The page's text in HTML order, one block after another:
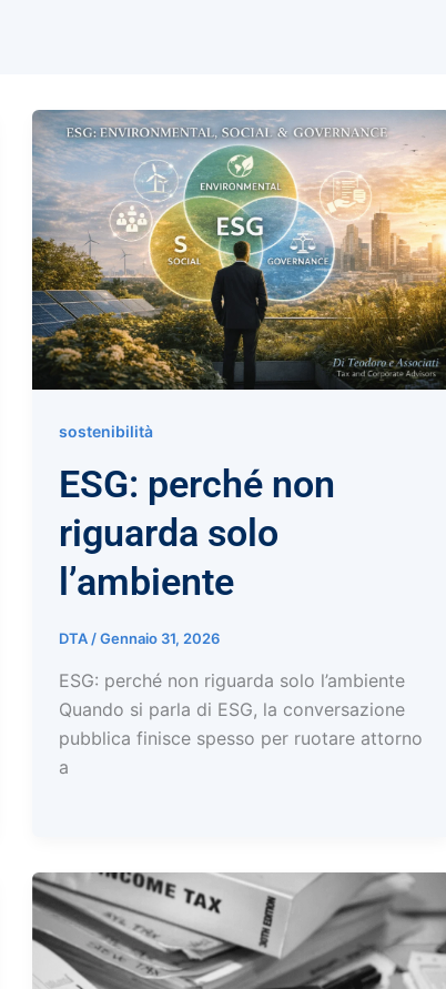
sostenibilità
ESG: perché non
riguarda solo
l’ambiente
DTA/Gennaio 31, 2026
ESG: perché non riguarda solo l’ambiente
Quando si parla di ESG, la conversazione
pubblica finisce spesso per ruotare attorno
a